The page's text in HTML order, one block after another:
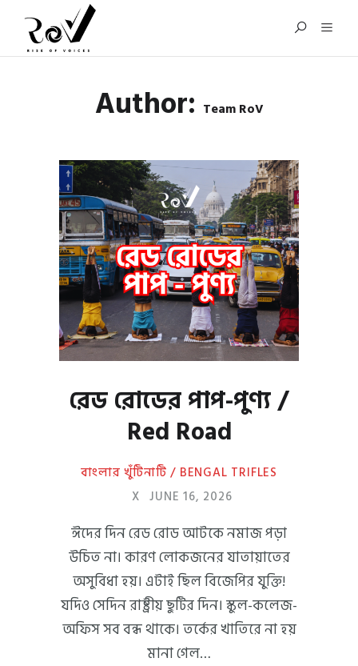
Author: Team RoV
রেড রোডের পাপ-পুণ্য /
Red Road
বাংলার খুঁটিনাটি / BENGAL TRIFLES
X JUNE 16, 2026
ঈদের দিন রেড রোড আটকে নমাজ পড়া
উচিত না। কারণ লোকজনের যাতায়াতের
অসুবিধা হয়। এটাই ছিল বিজেপির যুক্তি!
যদিও সেদিন রাষ্ট্রীয় ছুটির দিন। স্কুল-কলেজ-
অফিস সব বন্ধ থাকে। তর্কের খাতিরে না হয়
মানা গেল…